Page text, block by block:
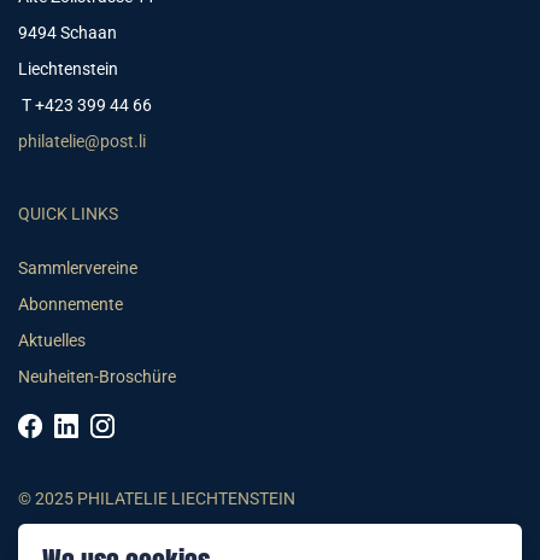
9494 Schaan
Liechtenstein
T +423 399 44 66
philatelie@post.li
QUICK LINKS
Sammlervereine
Abonnemente
Aktuelles
Neuheiten-Broschüre
© 2025 PHILATELIE LIECHTENSTEIN
AGB